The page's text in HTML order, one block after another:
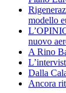
modello
nuovo
A Rino
Dalla
Ancora